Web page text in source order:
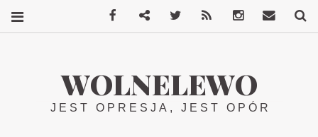
WOLNELEWO
JEST OPRESJA, JEST OPÓR
FacebookMastodonTwitter InstagramKontakt